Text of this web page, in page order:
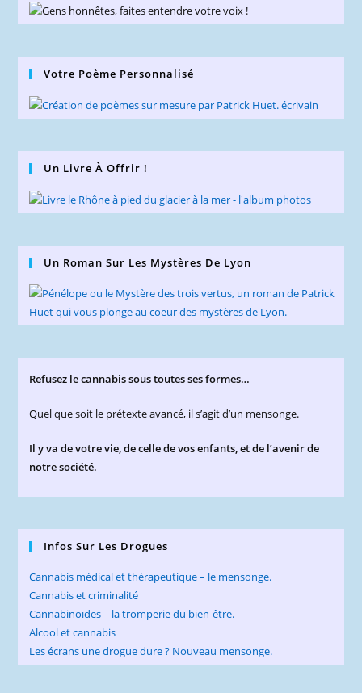
Votre Poème Personnalisé
Un Livre À Offrir !
Un Roman Sur Les Mystères De Lyon
Refusez le cannabis sous toutes ses formes…
Quel que soit le prétexte avancé, il s’agit d’un mensonge.
Il y va de votre vie, de celle de vos enfants, et de l’avenir de
notre société.
Infos Sur Les Drogues
Cannabis médical et thérapeutique – le mensonge.
Cannabis et criminalité
Cannabinoïdes – la tromperie du bien-être.
Alcool et cannabis
Les écrans une drogue dure ? Nouveau mensonge.